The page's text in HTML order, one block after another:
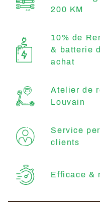
200 KM
10% de
& batterie
achat
Atelier de
Louvain
Service
clients
Efficace &